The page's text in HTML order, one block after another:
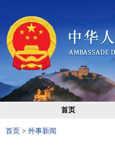
首页
首页 > 外事新闻